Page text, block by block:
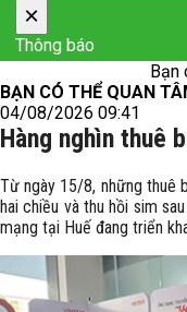
×
Thông báo
Bạn
BẠN CÓ THỂ QUAN
04/08/2026 09:41
Hàng nghìn thuê
Từ ngày 15/8, những thuê
hai chiều và thu hồi sim
mạng tại Huế đang triển